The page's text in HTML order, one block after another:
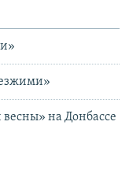
на Донбассе